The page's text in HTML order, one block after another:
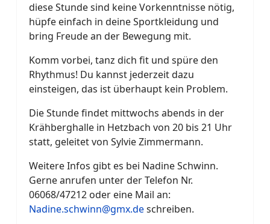
diese Stunde sind keine Vorkenntnisse nötig,
hüpfe einfach in deine Sportkleidung und
bring Freude an der Bewegung mit.
Komm vorbei, tanz dich fit und spüre den
Rhythmus! Du kannst jederzeit dazu
einsteigen, das ist überhaupt kein Problem.
Die Stunde findet mittwochs abends in der
Krähberghalle in Hetzbach von 20 bis 21 Uhr
statt, geleitet von Sylvie Zimmermann.
Weitere Infos gibt es bei Nadine Schwinn.
Gerne anrufen unter der Telefon Nr.
06068/47212 oder eine Mail an:
Nadine.schwinn@gmx.deschreiben.